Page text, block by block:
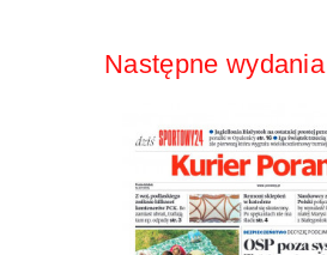
Następne wydania